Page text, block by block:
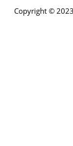
Copyright ©